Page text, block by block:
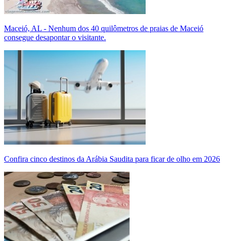
Maceió, AL - Nenhum dos 40 quilômetros de praias de Maceió
consegue desapontar o visitante.
Confira cinco destinos da Arábia Saudita para ficar de olho em 2026